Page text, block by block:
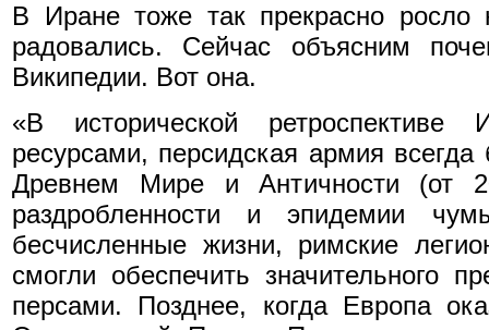
В Иране тоже так прекрасно
радовались. Сейчас объясним
Википедии. Вот она.
«В исторической
ресурсами, персидская армия
Древнем Мире и Античности
раздробленности и эпидемии
бесчисленные жизни, римские
смогли обеспечить значительного
персами. Позднее, когда Европа